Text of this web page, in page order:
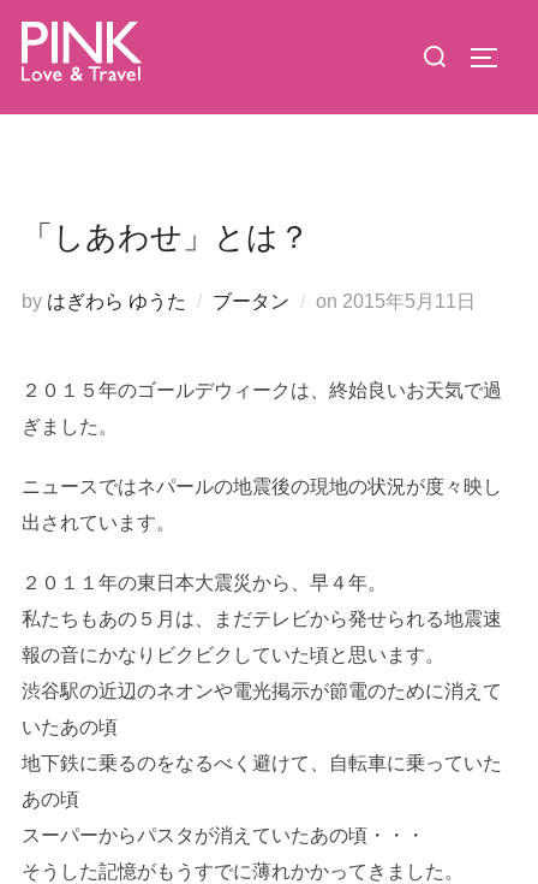
ン
検
対
「しあわせ」とは？
by はぎわら ゆうた ブータン on 投
2015年5月11日
２０１５年のゴールデウィークは、終始良いお天気で過
ぎました。
ニュースではネパールの地震後の現地の状況が度々映し
出されています。
２０１１年の東日本大震災から、早４年。
私たちもあの５月は、まだテレビから発せられる地震速
報の音にかなりビクビクしていた頃と思います。
渋谷駅の近辺のネオンや電光掲示が節電のために消えて
いたあの頃
地下鉄に乗るのをなるべく避けて、自転車に乗っていた
あの頃
スーパーからパスタが消えていたあの頃・・・
そうした記憶がもうすでに薄れかかってきました。